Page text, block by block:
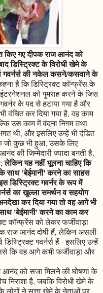
किए गए दीपक राज आनंद को
डिस्ट्रिक्ट के विरोधी खेमे के
गवर्नर्स की नकेल कसने/कसवाने के
है कि डिस्ट्रिक्ट कॉन्फ्रेंस के
को गुमराह करने के जिस
के पद से हटाया गया है और
वंचित कर दिया गया है, वह काम
उस काम में वंदना निगम तथा
थी, और इसलिए उन्हें भी दंडित
जो कुछ भी हुआ, उसके लिए
की जिम्मेदारी ज्यादा बनती है,
लेकिन यह नहीं भूलना चाहिए कि
साथ 'बेईमानी' करने का साहस
डिस्ट्रिक्ट गवर्नर के रूप में
का खुल्ला समर्थन व सहयोग
कर दिया गया तो वह आगे भी
'बेईमानी' करने का काम कर
कॉन्फ्रेंस को लेकर फर्जीवाड़ा
राज आनंद दोषी हैं, लेकिन असली
गवर्नर्स हैं - इसलिए उन्हें
कि वह आगे कभी फर्जीवाड़ा और
को सजा मिलने की घोषणा के
निराशा है, जबकि विरोधी खेमे के
लोगों ने सत्ता खेमे के नेताओं पर